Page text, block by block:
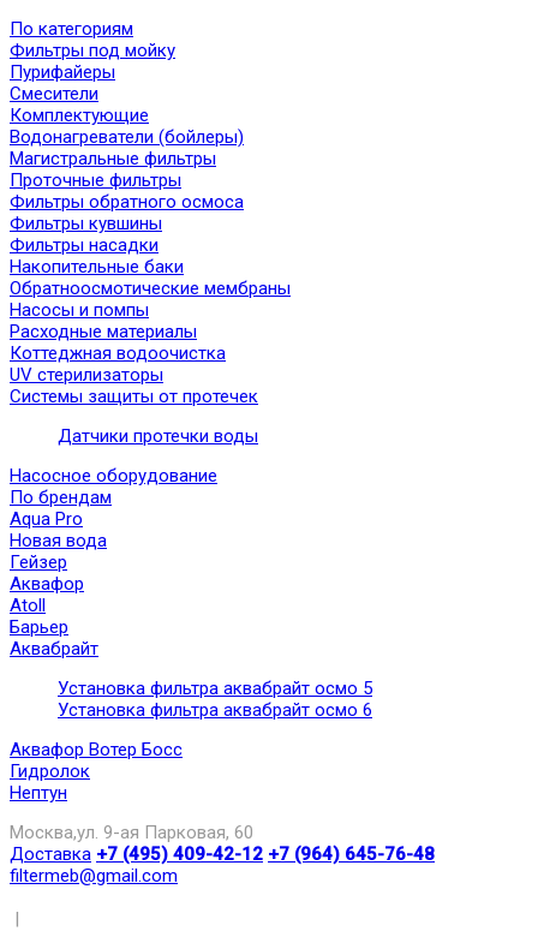
По категориям
Фильтры под мойку
Пурифайеры
Смесители
Комплектующие
Водонагреватели (бойлеры)
Магистральные фильтры
Проточные фильтры
Фильтры обратного осмоса
Фильтры кувшины
Фильтры насадки
Накопительные баки
Обратноосмотические мембраны
Насосы и помпы
Расходные материалы
Коттеджная водоочистка
UV стерилизаторы
Системы защиты от протечек
Датчики протечки воды
Насосное оборудование
По брендам
Aqua Pro
Новая вода
Гейзер
Аквафор
Atoll
Барьер
Аквабрайт
Установка фильтра аквабрайт осмо 5
Установка фильтра аквабрайт осмо 6
Аквафор Вотер Босс
Гидролок
Нептун
Москва,ул. 9-ая Парковая, 60
Доставка +7 (495) 409-42-12 +7 (964) 645-76-48
filtermeb@gmail.com
|